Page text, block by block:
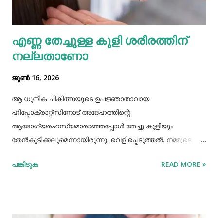
സഹായിക്കും. ദന്തസംരക്ഷണത്തിന് തുളസി
ഉപയോഗിക്കുന്നത് മഞ്ഞ നിറമകറ്റി തിളക്കം നല്കാന്‍
മാത്രമല്ല മോണയിലെ രക്തസ്രാവം അല്ലെങ്കില്‍
പ്യോറ...
എണ്ണ തേച്ചുള്ള കുളി ശരീരത്തിന്
നല്ലതാണോ
ജൂൺ 16, 2026
ആ ധുനിക ചികിത്സയുടെ ഉപജ്ഞാതാവായ
ഹിപ്പോക്രാറ്റ്സിനോട് അദേഹത്തിന്റെ
ആരോഗ്യരഹസ്യമാരാഞ്ഞപ്പോള്‍ തേച്ചു കുളിയും
തേൻകുടിക്കലുമെന്നായിരുന്നു. വെളിപ്പെടുത്തല്‍. നമ്മുടെ
അനുഭവിച്ചിരുന്നവരാണ്. അവര്‍ ആരോഗ്യത്തിനായി
പങ്കിടുക READ MORE »